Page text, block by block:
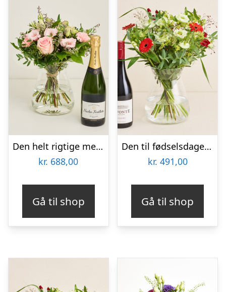
Den helt rigtige med Nicolas Feuillatte, Sélection Brut, Champagne
kr. 688,00
Gå til shop
Den til fødselsdagen med Lavonte, Zinfandel
kr. 491,00
Gå til shop